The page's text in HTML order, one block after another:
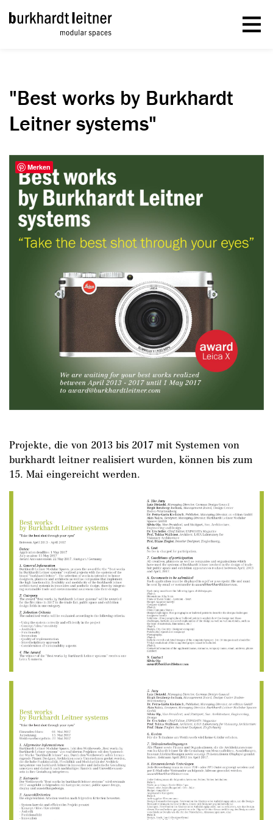
DE EN
"Best works by Burkhardt
Leitner systems"
Projekte, die von 2013 bis 2017 mit Systemen von
burkhardt leitner realisiert wurden, können bis zum
15. Mai eingereicht werden.
Merken